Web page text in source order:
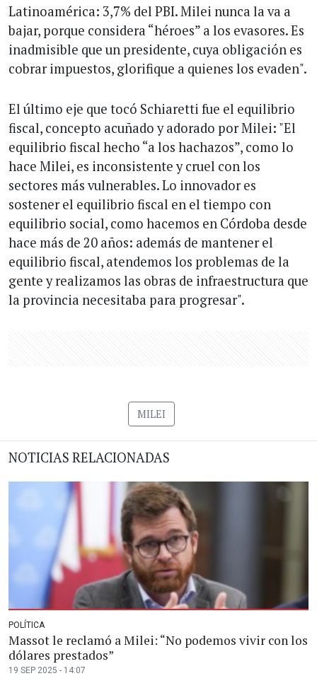
Latinoamérica: 3,7% del PBI. Milei nunca la va a
bajar, porque considera “héroes” a los evasores. Es
inadmisible que un presidente, cuya obligación es
cobrar impuestos, glorifique a quienes los evaden".
El último eje que tocó Schiaretti fue el equilibrio
fiscal, concepto acuñado y adorado por Milei: "El
equilibrio fiscal hecho “a los hachazos”, como lo
hace Milei, es inconsistente y cruel con los
sectores más vulnerables. Lo innovador es
sostener el equilibrio fiscal en el tiempo con
equilibrio social, como hacemos en Córdoba desde
hace más de 20 años: además de mantener el
equilibrio fiscal, atendemos los problemas de la
gente y realizamos las obras de infraestructura que
la provincia necesitaba para progresar".
MILEI
NOTICIAS RELACIONADAS
POLÍTICA
Massot le reclamó a Milei: “No podemos vivir con los
dólares prestados”
19 SEP 2025 - 14:07